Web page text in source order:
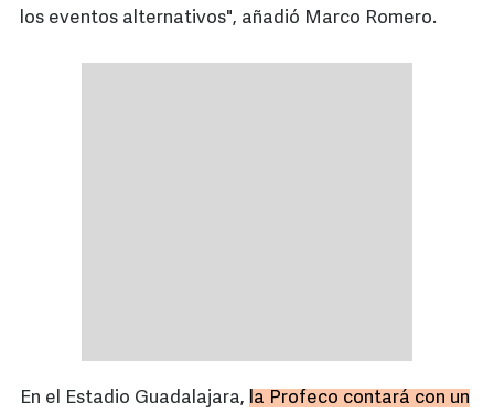
los eventos alternativos", añadió Marco Romero.
En el Estadio Guadalajara, la Profeco contará con un